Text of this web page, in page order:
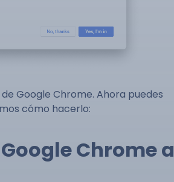
Google Chrome. Ahora puedes
cómo hacerlo:
Chrome a